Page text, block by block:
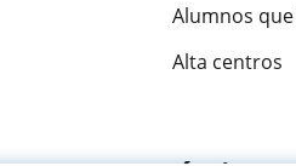
Alumnos
Alta centros